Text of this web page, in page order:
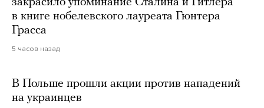
в книге нобелевского лауреата Гюнтера
Грасса
5 часов назад
В Польше прошли акции против нападений
на украинцев